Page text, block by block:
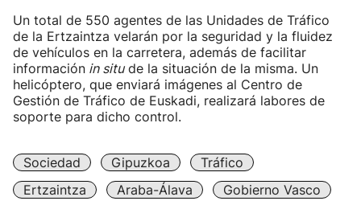
Un total de 550 agentes de las Unidades de Tráfico
de la Ertzaintza velarán por la seguridad y la fluidez
de vehículos en la carretera, además de facilitar
información in situde la situación de la misma. Un
helicóptero, que enviará imágenes al Centro de
Gestión de Tráfico de Euskadi, realizará labores de
soporte para dicho control.
Sociedad Gipuzkoa
Tráfico
Ertzaintza
Araba-Álava
Gobierno Vasco